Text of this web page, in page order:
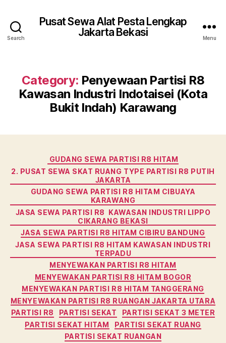
Search
Pusat Sewa Alat Pesta Lengkap
Jakarta Bekasi
Menu
Category: Penyewaan Partisi R8
Kawasan Industri Indotaisei (Kota
Bukit Indah) Karawang
Categories
GUDANG SEWA PARTISI R8 HITAM
2. PUSAT SEWA SKAT RUANG TYPE PARTISI R8 PUTIH
JAKARTA
GUDANG SEWA PARTISI R8 HITAM CIBUAYA
KARAWANG
JASA SEWA PARTISI R8 KAWASAN INDUSTRI LIPPO
CIKARANG BEKASI
JASA SEWA PARTISI R8 HITAM CIBIRU BANDUNG
JASA SEWA PARTISI R8 HITAM KAWASAN INDUSTRI
TERPADU
MENYEWAKAN PARTISI R8 HITAM
MENYEWAKAN PARTISI R8 HITAM BOGOR
MENYEWAKAN PARTISI R8 HITAM TANGGERANG
MENYEWAKAN PARTISI R8 RUANGAN JAKARTA UTARA
PARTISI R8
PARTISI SEKAT
PARTISI SEKAT 3 METER
PARTISI SEKAT HITAM
PARTISI SEKAT RUANG
PARTISI SEKAT RUANGAN